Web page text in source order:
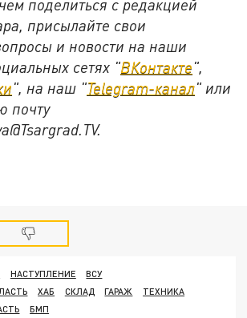
поделиться с редакцией
присылайте свои
и новости на наши
сетях "ВКонтакте",
", на наш "Telegram-канал" или
почту
НАСТУПЛЕНИЕ
ВСУ
ХАБ СКЛАД ГАРАЖ
ТЕХНИКА
БМП